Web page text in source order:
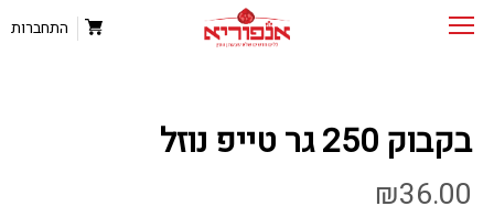
התחברות
בקבוק 250 גר טייפ נוזל
₪36.00